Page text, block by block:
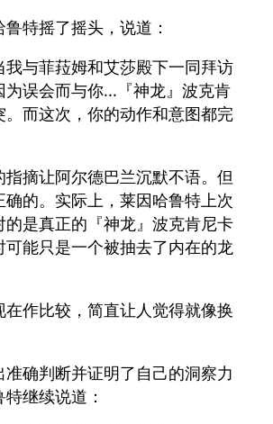
特摇了摇头，说道：
我与菲菈姆和艾莎殿下一同拜访
为误会而与你...『神龙』波克肯
。而这次，你的动作和意图都完
摘让阿尔德巴兰沉默不语。但
的。实际上，莱因哈鲁特上次
的是真正的『神龙』波克肯尼卡
能只是一个被抽去了内在的龙
在作比较，简直让人觉得就像换
确判断并证明了自己的洞察力
继续说道：